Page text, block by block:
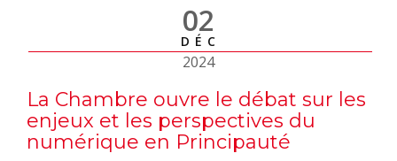
02
DÉC
2024
La Chambre ouvre le débat sur les
enjeux et les perspectives du
numérique en Principauté